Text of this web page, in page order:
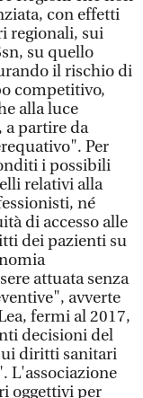
con effetti
regionali, sui
su quello
il rischio di
competitivo,
alla luce
a partire da
Per
i possibili
relativi alla
né
di accesso alle
dei pazienti su
attuata senza
avverte
fermi al 2017,
decisioni del
diritti sanitari
L'associazione
oggettivi per